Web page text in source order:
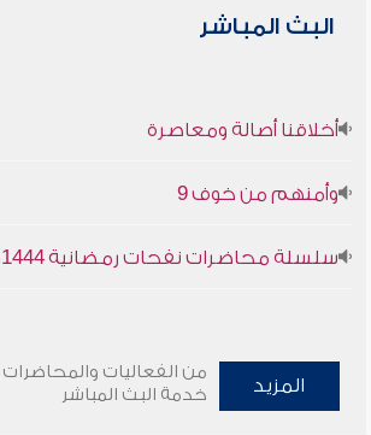
البث المباشر
أخلاقنا أصالة ومعاصرة
وأمنهم من خوف 9
سلسلة محاضرات نفحات رمضانية 1444هـ
المزيد
من الفعاليات والمحاضرات
خدمة البث المباشر